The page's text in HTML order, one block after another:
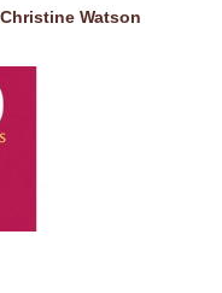
Watson